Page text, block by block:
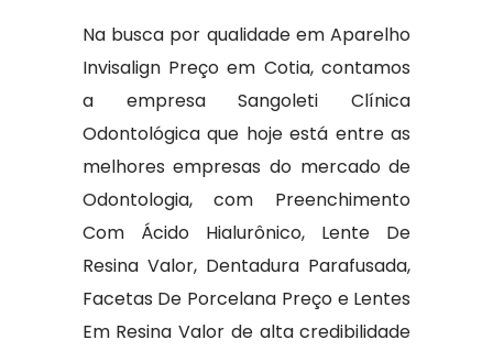
Na busca por qualidade em Aparelho
Invisalign Preço em Cotia, contamos
a empresa Sangoleti Clínica
Odontológica que hoje está entre as
melhores empresas do mercado de
Odontologia, com Preenchimento
Com Ácido Hialurônico, Lente De
Resina Valor, Dentadura Parafusada,
Facetas De Porcelana Preço e Lentes
Em Resina Valor de alta credibilidade